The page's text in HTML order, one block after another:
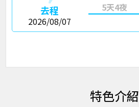
去程
2026/08/07
5天4夜
特色介紹